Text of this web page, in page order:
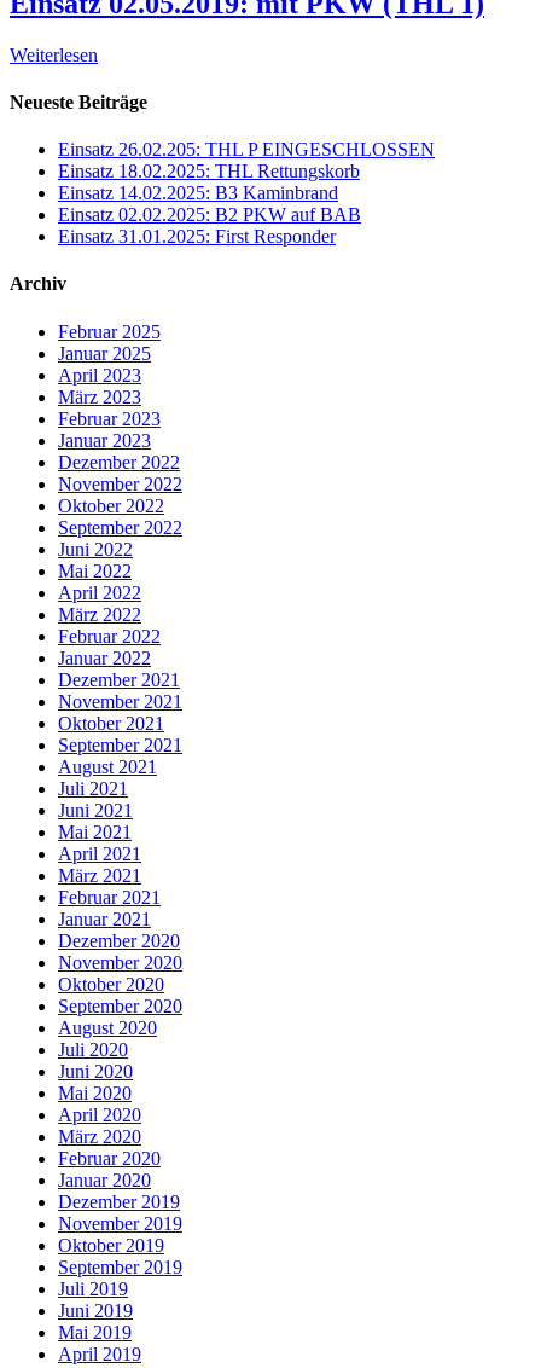
Weiterlesen
Neueste Beiträge
Einsatz 26.02.205: THL P EINGESCHLOSSEN
Einsatz 18.02.2025: THL Rettungskorb
Einsatz 14.02.2025: B3 Kaminbrand
Einsatz 02.02.2025: B2 PKW auf BAB
Einsatz 31.01.2025: First Responder
Archiv
Februar 2025
Januar 2025
April 2023
März 2023
Februar 2023
Januar 2023
Dezember 2022
November 2022
Oktober 2022
September 2022
Juni 2022
Mai 2022
April 2022
März 2022
Februar 2022
Januar 2022
Dezember 2021
November 2021
Oktober 2021
September 2021
August 2021
Juli 2021
Juni 2021
Mai 2021
April 2021
März 2021
Februar 2021
Januar 2021
Dezember 2020
November 2020
Oktober 2020
September 2020
August 2020
Juli 2020
Juni 2020
Mai 2020
April 2020
März 2020
Februar 2020
Januar 2020
Dezember 2019
November 2019
Oktober 2019
September 2019
Juli 2019
Juni 2019
Mai 2019
April 2019